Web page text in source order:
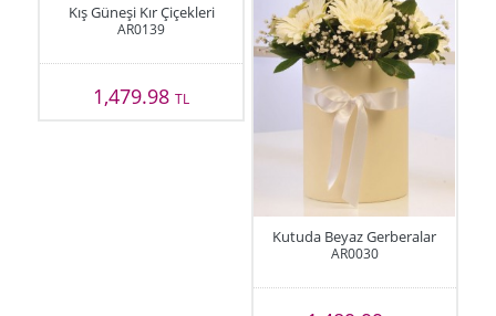
Kış Güneşi Kır Çiçekleri
AR0139
1,479.98TL
Kutuda Beyaz Gerberalar
AR0030